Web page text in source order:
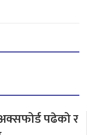
अक्सफोर्ड पढेको र